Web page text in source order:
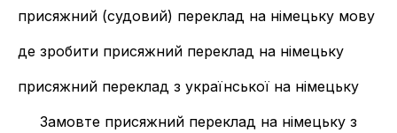
присяжний (судовий) переклад на німецьку мову
де зробити присяжний переклад на німецьку
присяжний переклад з української на німецьку
Замовте присяжний переклад на німецьку з